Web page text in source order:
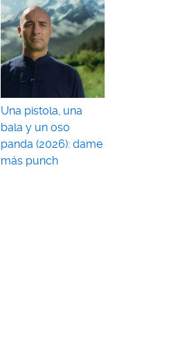
Una pistola, una
bala y un oso
panda (2026): dame
más punch